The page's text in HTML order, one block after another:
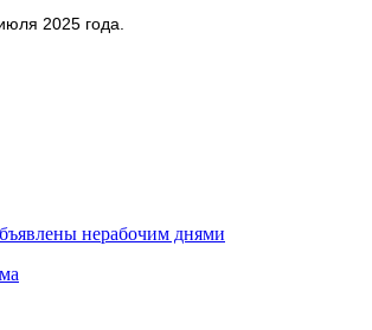
2025 года.
нерабочим днями